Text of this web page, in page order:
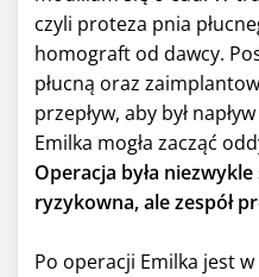
czyli proteza pnia
homograft od dawcy.
płucną oraz
przepływ, aby był
Emilka mogła zacząć
Operacja była
ryzykowna, ale zespół
Po operacji Emilka jest